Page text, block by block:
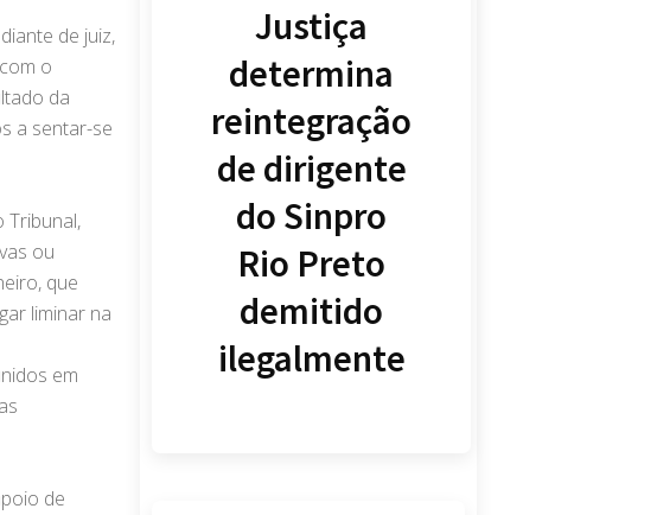
de juiz,
o
da
a sentar-se
Tribunal,
ou
que
liminar na
em
de
Justiça
determina
reintegração
de dirigente
do Sinpro
Rio Preto
demitido
ilegalmente